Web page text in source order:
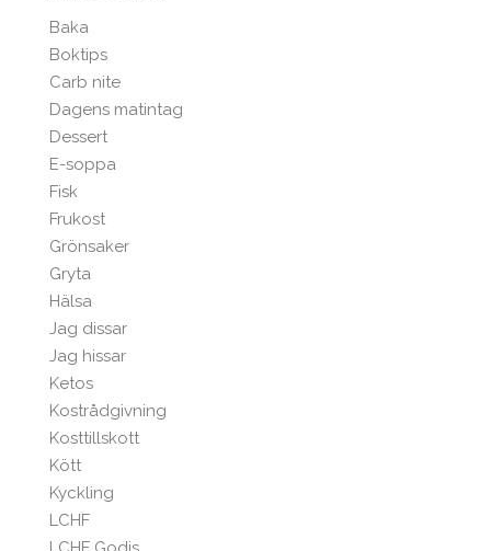
Baka
Boktips
Carb nite
Dagens matintag
Dessert
E-soppa
Fisk
Frukost
Grönsaker
Gryta
Hälsa
Jag dissar
Jag hissar
Ketos
Kostrådgivning
Kosttillskott
Kött
Kyckling
LCHF